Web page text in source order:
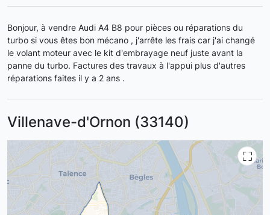
Bonjour, à vendre Audi A4 B8 pour pièces ou réparations du
turbo si vous êtes bon mécano , j'arrête les frais car j'ai changé
le volant moteur avec le kit d'embrayage neuf juste avant la
panne du turbo. Factures des travaux à l'appui plus d'autres
réparations faites il y a 2 ans .
Villenave-d'Ornon (33140)